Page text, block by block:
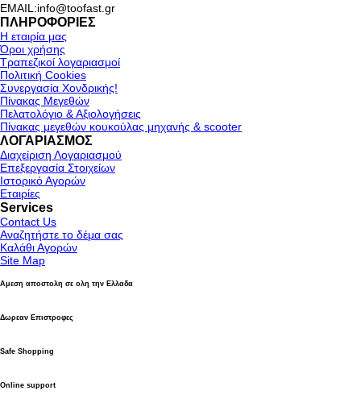
EMAIL:info@toofast.gr
ΠΛΗΡΟΦΟΡΙΕΣ
Η εταιρία μας
Όροι χρήσης
Τραπεζικοί λογαριασμοί
Πολιτική Cookies
Συνεργασία Χονδρικής!
Πίνακας Μεγεθών
Πελατολόγιο & Αξιολογήσεις
Πίνακας μεγεθών κουκούλας μηχανής & scooter
ΛΟΓΑΡΙΑΣΜΟΣ
Διαχείριση Λογαριασμού
Επεξεργασία Στοιχείων
Ιστορικό Αγορών
Εταιρίες
Services
Contact Us
Αναζητήστε το δέμα σας
Καλάθι Αγορών
Site Map
Αμεση αποστολη σε ολη την Ελλαδα
Δωρεαν Επιστροφες
Safe Shopping
Online support